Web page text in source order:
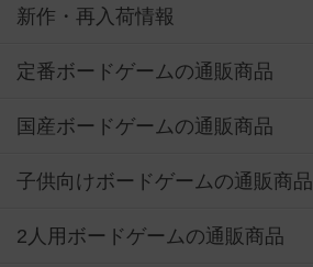
新作・再入荷情報
定番ボードゲームの通販商品
国産ボードゲームの通販商品
子供向けボードゲームの通販商品
2人用ボードゲームの通販商品